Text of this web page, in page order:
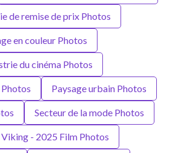
de remise de prix Photos
en couleur Photos
du cinéma Photos
Paysage urbain Photos
Secteur de la mode Photos
Viking - 2025 Film Photos